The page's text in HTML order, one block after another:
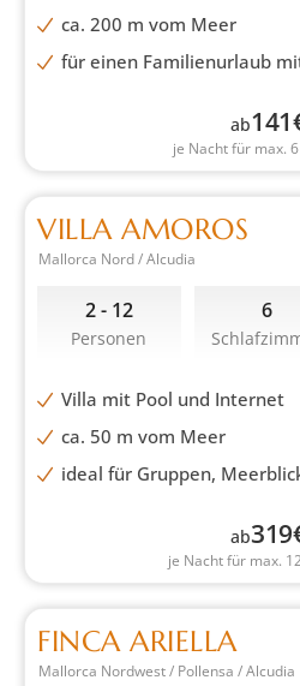
ca. 200 m vom Meer
für einen Familienurlaub
ab141
je Nacht für max.
VILLA AMOROS
Mallorca Nord / Alcudia
2 - 12
Personen
6
Villa mit Pool und Internet
ca. 50 m vom Meer
ideal für Gruppen,
ab319
je Nacht für max.
FINCA ARIELLA
Mallorca Nordwest / Pollensa / Alcudia